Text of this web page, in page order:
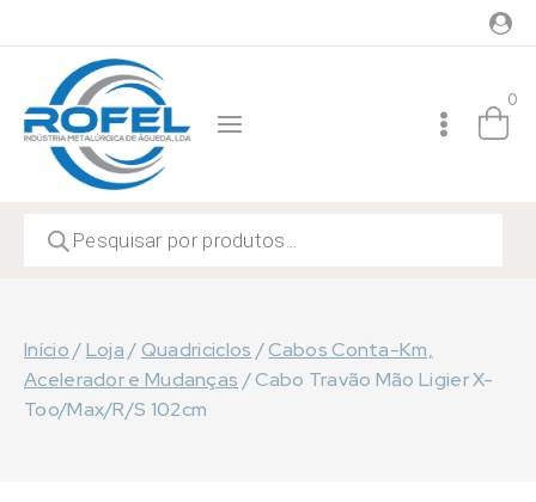
to
content
0
search
Início/Loja /Quadriciclos /Cabos Conta-Km,
Acelerador e Mudanças /Cabo Travão Mão Ligier X-
Too/Max/R/S 102cm